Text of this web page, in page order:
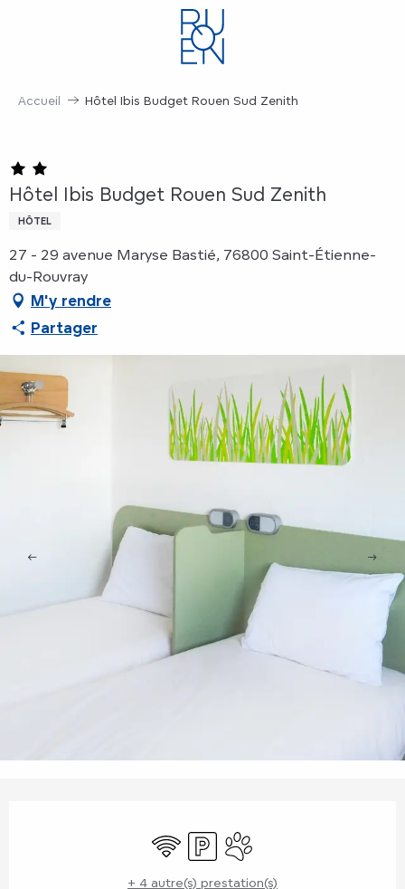
Accueil Hôtel Ibis Budget Rouen Sud Zenith
Hôtel Ibis Budget Rouen Sud Zenith
HÔTEL
27 - 29 avenue Maryse Bastié, 76800 Saint-Étienne-
du-Rouvray
M'y rendre
Partager
WiFi ParkingAnimaux acceptés
+ 4 autre(s) prestation(s)